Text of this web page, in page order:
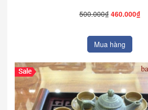
500.000₫ 460.000₫
Mua hàng